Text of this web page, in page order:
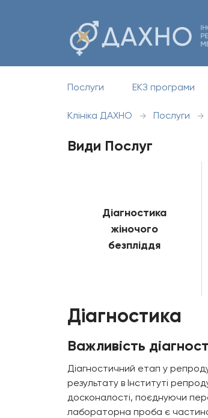
Послуги ЕКЗ програми
Клініка ДАХНО → Послуги →
Види Послуг
Діагностика
жіночого
безпліддя
Діагностика
Важливість
Діагностичний етап у
результату в Інституті
досконалості, поєднуючи
лабораторна проба є